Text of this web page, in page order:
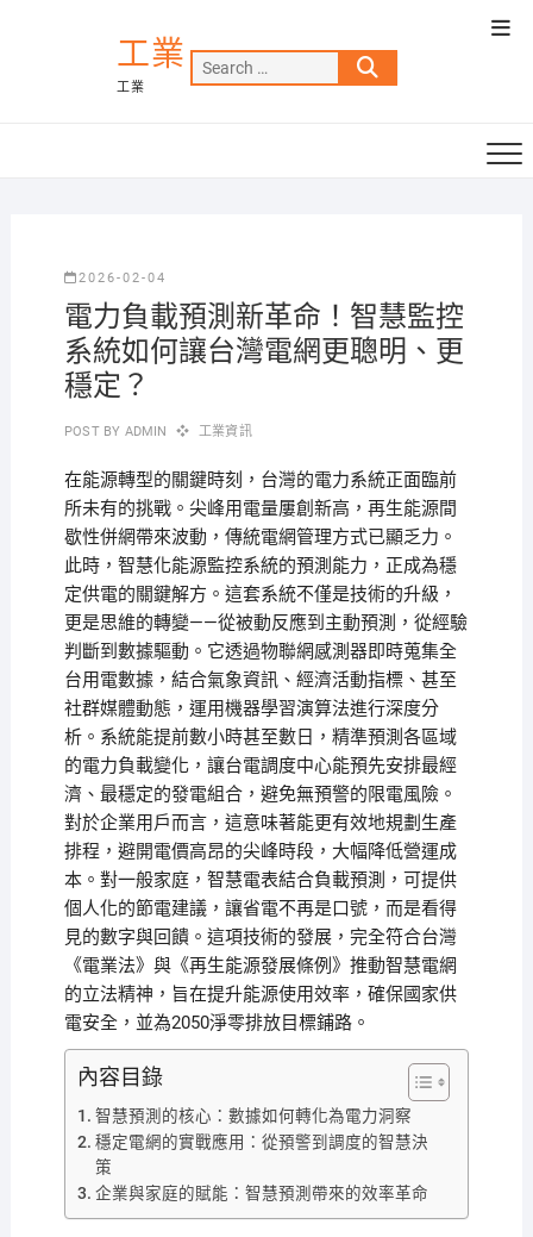
工業
工業
Search
…
2026-02-04
電力負載預測新革命！智慧監控
系統如何讓台灣電網更聰明、更
穩定？
POST BY ADMIN 工業資訊
在能源轉型的關鍵時刻，台灣的電力系統正面臨前
所未有的挑戰。尖峰用電量屢創新高，再生能源間
歇性併網帶來波動，傳統電網管理方式已顯乏力。
此時，智慧化能源監控系統的預測能力，正成為穩
定供電的關鍵解方。這套系統不僅是技術的升級，
更是思維的轉變——從被動反應到主動預測，從經驗
判斷到數據驅動。它透過物聯網感測器即時蒐集全
台用電數據，結合氣象資訊、經濟活動指標、甚至
社群媒體動態，運用機器學習演算法進行深度分
析。系統能提前數小時甚至數日，精準預測各區域
的電力負載變化，讓台電調度中心能預先安排最經
濟、最穩定的發電組合，避免無預警的限電風險。
對於企業用戶而言，這意味著能更有效地規劃生產
排程，避開電價高昂的尖峰時段，大幅降低營運成
本。對一般家庭，智慧電表結合負載預測，可提供
個人化的節電建議，讓省電不再是口號，而是看得
見的數字與回饋。這項技術的發展，完全符合台灣
《電業法》與《再生能源發展條例》推動智慧電網
的立法精神，旨在提升能源使用效率，確保國家供
電安全，並為2050淨零排放目標鋪路。
內容目錄
智慧預測的核心：數據如何轉化為電力洞察
穩定電網的實戰應用：從預警到調度的智慧決
策
企業與家庭的賦能：智慧預測帶來的效率革命